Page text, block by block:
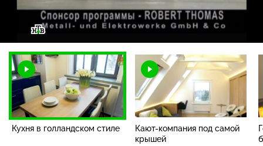
/
Кухня в голландском стиле
Кают-компания под самой
крышей